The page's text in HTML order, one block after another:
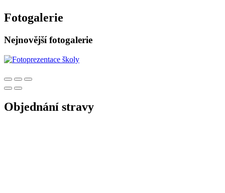
Fotogalerie
Nejnovější fotogalerie
Objednání stravy